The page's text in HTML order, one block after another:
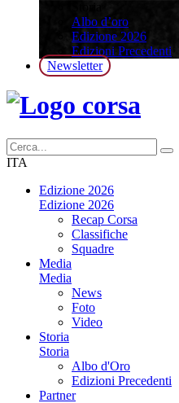
Albo d’oro
Edizione 2026
Edizioni Precedenti
Newsletter
ITA
Edizione 2026
Edizione 2026
Recap Corsa
Classifiche
Squadre
Media
Media
News
Foto
Video
Storia
Storia
Albo d'Oro
Edizioni Precedenti
Partner